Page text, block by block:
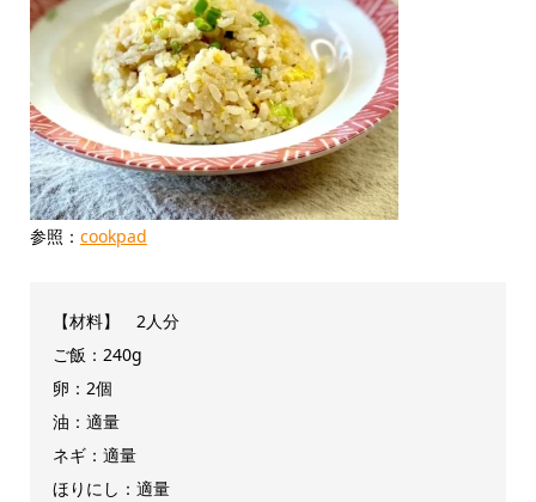
参照： cookpad
【材料】 2人分
ご飯：240g
卵：2個
油：適量
ネギ：適量
ほりにし：適量